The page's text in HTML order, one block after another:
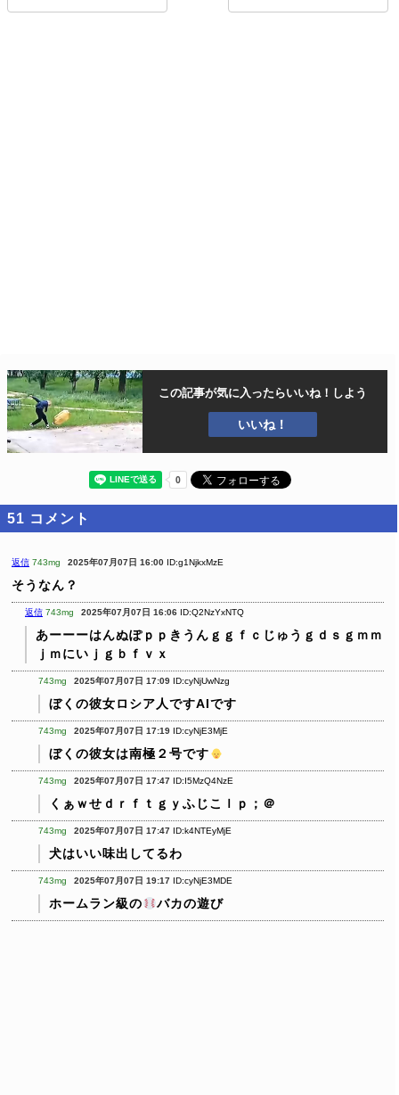
この記事が気に入ったらいいね！しよう
いいね！
51 コメント
返信 743mg 2025年07月07日 16:00 ID:g1NjkxMzE
そうなん？
返信 743mg 2025年07月07日 16:06 ID:Q2NzYxNTQ
あーーーはんぬぽｐｐきうんｇｇｆｃじゅうｇｄｓｇｍｍ
ｊｍにいｊｇｂｆｖｘ
743mg 2025年07月07日 17:09 ID:cyNjUwNzg
ぼくの彼女ロシア人ですAIです
743mg 2025年07月07日 17:19 ID:cyNjE3MjE
ぼくの彼女は南極２号です
743mg 2025年07月07日 17:47 ID:I5MzQ4NzE
くぁｗせｄｒｆｔｇｙふじこｌｐ；＠
743mg 2025年07月07日 17:47 ID:k4NTEyMjE
犬はいい味出してるわ
743mg 2025年07月07日 19:17 ID:cyNjE3MDE
ホームラン級の バカの遊び